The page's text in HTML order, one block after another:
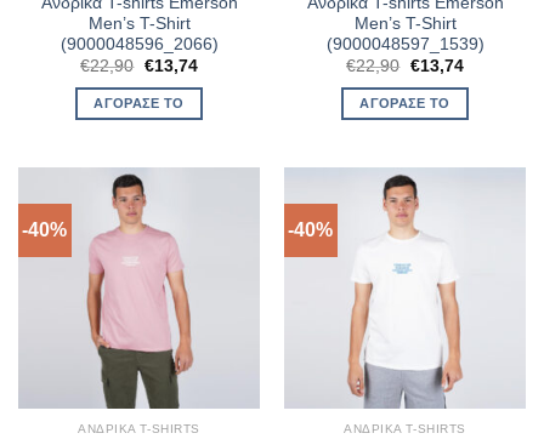
Men’s T-Shirt
(9000048596_2066)
€22,90 Original
was:
€22,90.
€13,74Η
ΑΓΌΡΑΣΈ ΤΟ
Men’s T-Shirt
(9000048597_1539)
€22,90 Original
was:
€22,90.
€13,74Η
ΑΓΌΡΑΣΈ ΤΟ
-40%
ΑΝΔΡΙΚΆ T-SHIRTS
-40%
ΑΝΔΡΙΚΆ T-SHIRTS